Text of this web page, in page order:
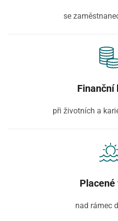
se
Finanční
při životních a
Placené
nad rámec